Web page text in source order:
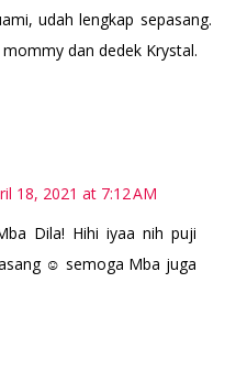
udah lengkap sepasang.
dan dedek Krystal.
18, 2021 at 7:12 AM
Dila! Hihi iyaa nih puji
☺️ semoga Mba juga